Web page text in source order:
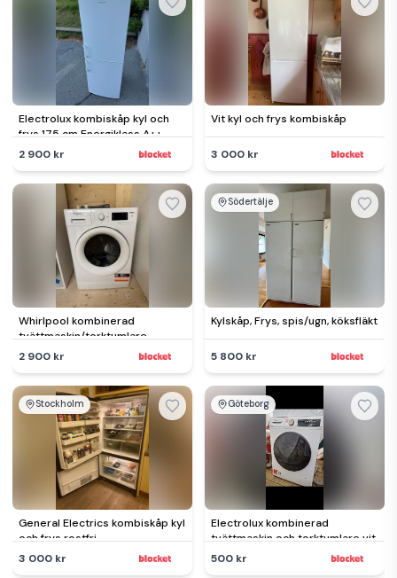
Electrolux kombiskåp kyl och
frys 175 cm Energiklass A++
2 900 kr
Vit kyl och frys kombiskåp
3 000 kr
Whirlpool kombinerad
tvättmaskin/torktumlare
frontmatad vit
2 900 kr
Södertälje
Kylskåp, Frys, spis/ugn, köksfläkt
5 800 kr
Stockholm
General Electrics kombiskåp kyl
och frys rostfri
3 000 kr
Göteborg
Electrolux kombinerad
tvättmaskin och torktumlare vit
500 kr